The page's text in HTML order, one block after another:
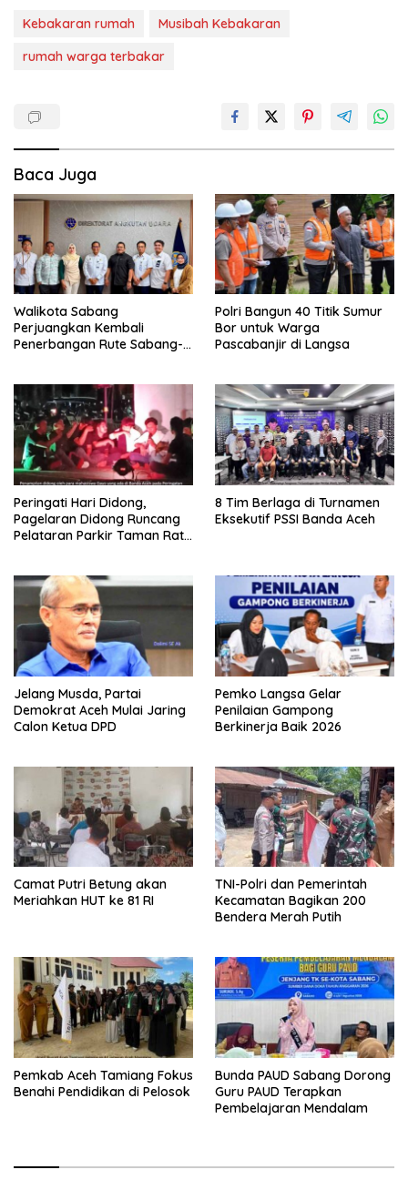
Kebakaran rumah
Musibah Kebakaran
rumah warga terbakar
Baca Juga
Walikota Sabang
Perjuangkan Kembali
Penerbangan Rute Sabang-
Polri Bangun 40 Titik Sumur
Bor untuk Warga
Pascabanjir di Langsa
Peringati Hari Didong,
Pagelaran Didong Runcang
Pelataran Parkir Taman Ratu
8 Tim Berlaga di Turnamen
Eksekutif PSSI Banda Aceh
Jelang Musda, Partai
Demokrat Aceh Mulai Jaring
Calon Ketua DPD
Pemko Langsa Gelar
Penilaian Gampong
Berkinerja Baik 2026
Camat Putri Betung akan
Meriahkan HUT ke 81 RI
TNI-Polri dan Pemerintah
Kecamatan Bagikan 200
Bendera Merah Putih
Pemkab Aceh Tamiang Fokus
Benahi Pendidikan di Pelosok
Bunda PAUD Sabang Dorong
Guru PAUD Terapkan
Pembelajaran Mendalam